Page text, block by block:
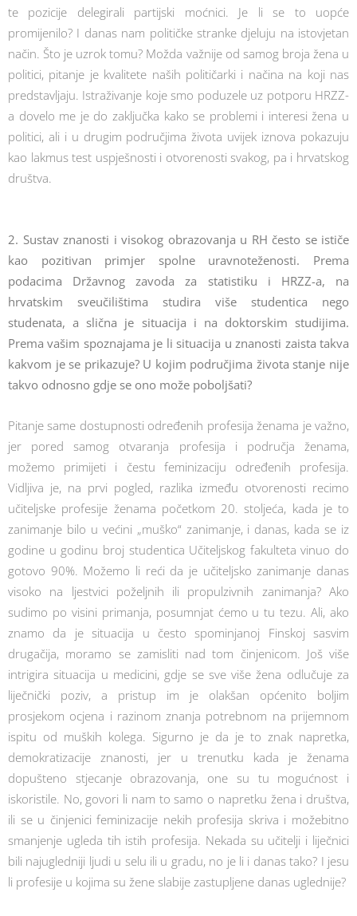
te pozicije delegirali partijski moćnici. Je li se to uopće
promijenilo? I danas nam političke stranke djeluju na istovjetan
način. Što je uzrok tomu? Možda važnije od samog broja žena u
politici, pitanje je kvalitete naših političarki i načina na koji nas
predstavljaju. Istraživanje koje smo poduzele uz potporu HRZZ-
a dovelo me je do zaključka kako se problemi i interesi žena u
politici, ali i u drugim područjima života uvijek iznova pokazuju
kao lakmus test uspješnosti i otvorenosti svakog, pa i hrvatskog
društva.
2. Sustav znanosti i visokog obrazovanja u RH često se ističe
kao pozitivan primjer spolne uravnoteženosti. Prema
podacima Državnog zavoda za statistiku i HRZZ-a, na
hrvatskim sveučilištima studira više studentica nego
studenata, a slična je situacija i na doktorskim studijima.
Prema vašim spoznajama je li situacija u znanosti zaista takva
kakvom je se prikazuje? U kojim područjima života stanje nije
takvo odnosno gdje se ono može poboljšati?
Pitanje same dostupnosti određenih profesija ženama je važno,
jer pored samog otvaranja profesija i područja ženama,
možemo primijeti i čestu feminizaciju određenih profesija.
Vidljiva je, na prvi pogled, razlika između otvorenosti recimo
učiteljske profesije ženama početkom 20. stoljeća, kada je to
zanimanje bilo u većini „muško“ zanimanje, i danas, kada se iz
godine u godinu broj studentica Učiteljskog fakulteta vinuo do
gotovo 90%. Možemo li reći da je učiteljsko zanimanje danas
visoko na ljestvici poželjnih ili propulzivnih zanimanja? Ako
sudimo po visini primanja, posumnjat ćemo u tu tezu. Ali, ako
znamo da je situacija u često spominjanoj Finskoj sasvim
drugačija, moramo se zamisliti nad tom činjenicom. Još više
intrigira situacija u medicini, gdje se sve više žena odlučuje za
liječnički poziv, a pristup im je olakšan općenito boljim
prosjekom ocjena i razinom znanja potrebnom na prijemnom
ispitu od muških kolega. Sigurno je da je to znak napretka,
demokratizacije znanosti, jer u trenutku kada je ženama
dopušteno stjecanje obrazovanja, one su tu mogućnost i
iskoristile. No, govori li nam to samo o napretku žena i društva,
ili se u činjenici feminizacije nekih profesija skriva i možebitno
smanjenje ugleda tih istih profesija. Nekada su učitelji i liječnici
bili najugledniji ljudi u selu ili u gradu, no je li i danas tako? I jesu
li profesije u kojima su žene slabije zastupljene danas uglednije?